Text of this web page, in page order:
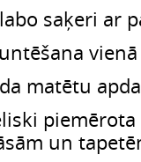
saķeri ar
matētu
un